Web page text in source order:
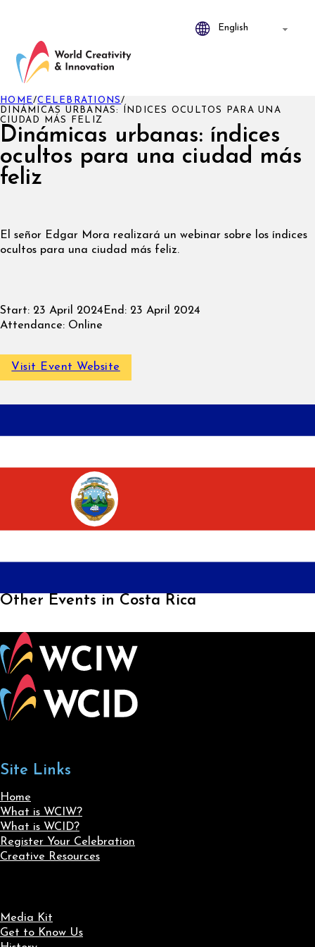
Dinámicas urbanas: índices
ocultos para una ciudad más
feliz
HOME/CELEBRATIONS/
DINÁMICAS URBANAS: ÍNDICES OCULTOS PARA UNA
CIUDAD MÁS FELIZ
El señor Edgar Mora realizará un webinar sobre los índices
ocultos para una ciudad más feliz.
Start: 23 April 2024 End: 23 April 2024
Attendance: Online
Visit Event Website
Other Events in Costa Rica
Site Links
Home
What is WCIW?
What is WCID?
Register Your Celebration
Creative Resources
Media Kit
Get to Know Us